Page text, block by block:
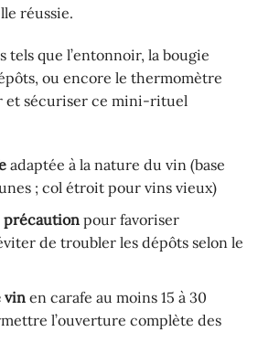
réussie.
tels que l’entonnoir, la bougie
ou encore le thermomètre
et sécuriser ce mini-rituel
adaptée à la nature du vin (base
; col étroit pour vins vieux)
précautionpour favoriser
de troubler les dépôts selon le
vinen carafe au moins 15 à 30
l’ouverture complète des